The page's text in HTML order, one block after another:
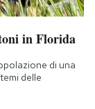
in Florida
di una
delle